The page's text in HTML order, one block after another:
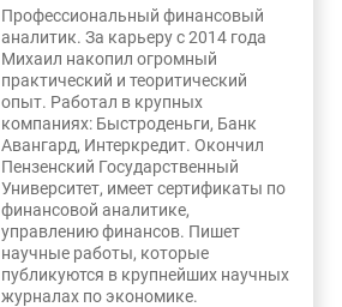
Профессиональный финансовый
аналитик. За карьеру с 2014 года
Михаил накопил огромный
практический и теоритический
опыт. Работал в крупных
компаниях: Быстроденьги, Банк
Авангард, Интеркредит. Окончил
Пензенский Государственный
Университет, имеет сертификаты по
финансовой аналитике,
управлению финансов. Пишет
научные работы, которые
публикуются в крупнейших научных
журналах по экономике.